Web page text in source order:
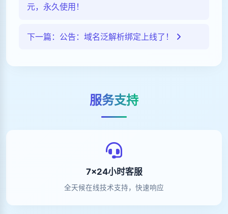
元，永久使用！
下一篇：公告：域名泛解析绑定上线了！
服务支持
7×24小时客服
全天候在线技术支持，快速响应